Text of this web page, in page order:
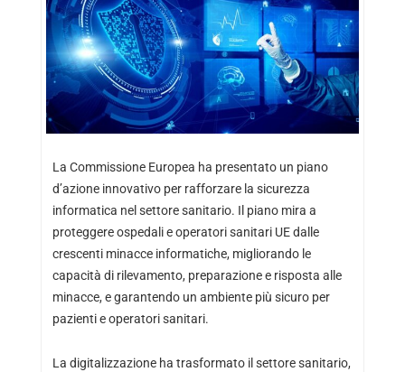
La Commissione Europea ha presentato un piano
d’azione innovativo per rafforzare la sicurezza
informatica nel settore sanitario. Il piano mira a
proteggere ospedali e operatori sanitari UE dalle
crescenti minacce informatiche, migliorando le
capacità di rilevamento, preparazione e risposta alle
minacce, e garantendo un ambiente più sicuro per
pazienti e operatori sanitari.
La digitalizzazione ha trasformato il settore sanitario,